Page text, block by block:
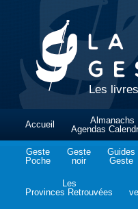
Les
Accueil
Almanachs
Agendas
Geste
Poche
Geste
noir
Guides
Geste
Les
Provinces Retrouvées